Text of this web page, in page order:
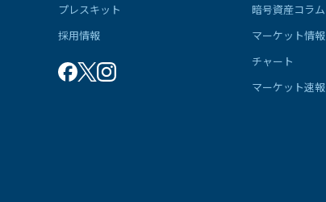
プレスキット
採用情報
暗号資産コラム
マーケット情報
チャート
マーケット速報